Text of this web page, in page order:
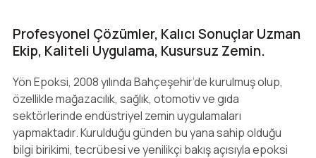
Profesyonel Çözümler, Kalıcı Sonuçlar Uzman
Ekip, Kaliteli Uygulama, Kusursuz Zemin.
Yön Epoksi, 2008 yılında Bahçeşehir’de kurulmuş olup,
özellikle mağazacılık, sağlık, otomotiv ve gıda
sektörlerinde endüstriyel zemin uygulamaları
yapmaktadır. Kurulduğu günden bu yana sahip olduğu
bilgi birikimi, tecrübesi ve yenilikçi bakış açısıyla epoksi